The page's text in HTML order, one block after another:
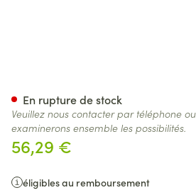
56,29 €
éligibles au remboursement
En rupture de stock
Veuillez nous contacter par téléphone
examinerons ensemble les possibilités.